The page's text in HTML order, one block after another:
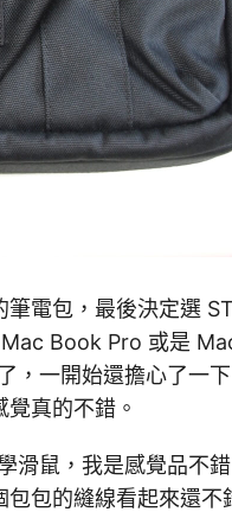
電包，最後決定選
Book Pro 或是
，一開始還擔心了一
真的不錯。
滑鼠，我是感覺品不
包的縫線看起來還不